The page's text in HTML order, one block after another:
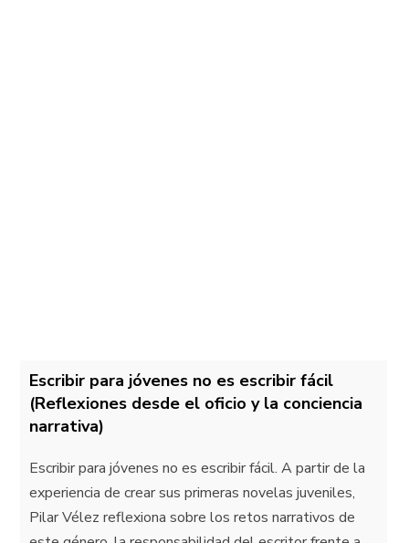
Escribir para jóvenes no es escribir fácil
(Reflexiones desde el oficio y la conciencia
narrativa)
Escribir para jóvenes no es escribir fácil. A partir de la
experiencia de crear sus primeras novelas juveniles,
Pilar Vélez reflexiona sobre los retos narrativos de